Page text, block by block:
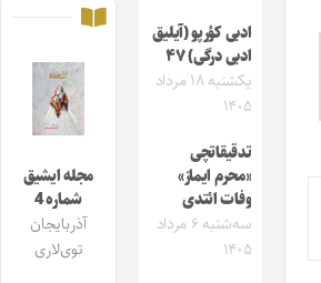
ادبی کؤرپو (آیلیق
ادبی درگی) ۴۷
یکشنبه ۱۸ مرداد
۱۴۰۵
تدقیقاتچی
«محرم ایماز»
وفات ائتدی
سه‌شنبه ۶ مرداد
۱۴۰۵
مجله ایشیق
شماره 4
آذربایجان
توی‌لاری